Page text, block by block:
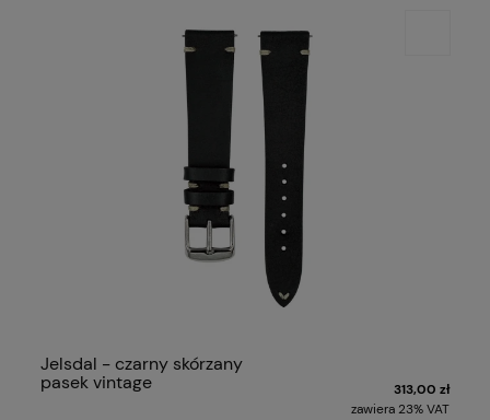
Jelsdal - czarny skórzany
pasek vintage
313,00 zł
zawiera 23% VAT